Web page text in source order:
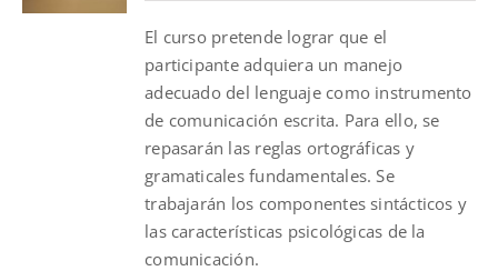
El curso pretende lograr que el
participante adquiera un manejo
adecuado del lenguaje como instrumento
de comunicación escrita. Para ello, se
repasarán las reglas ortográficas y
gramaticales fundamentales. Se
trabajarán los componentes sintácticos y
las características psicológicas de la
comunicación.